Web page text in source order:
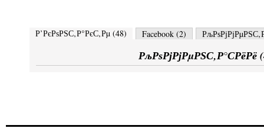
Р’РєРѕРЅС‚Р°РєС‚Рµ (48) Facebook (2)
РљРѕРјРјРµРЅС‚Р°СРёРё (